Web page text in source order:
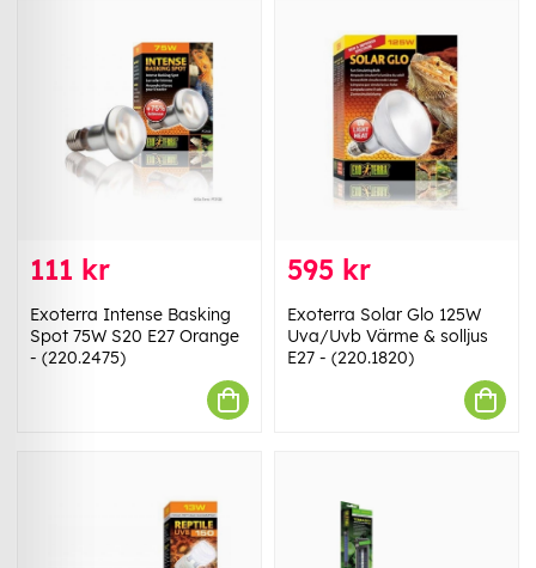
111 kr
Exoterra Intense Basking
Spot 75W S20 E27 Orange
- (220.2475)
595 kr
Exoterra Solar Glo 125W
Uva/Uvb Värme & solljus
E27 - (220.1820)